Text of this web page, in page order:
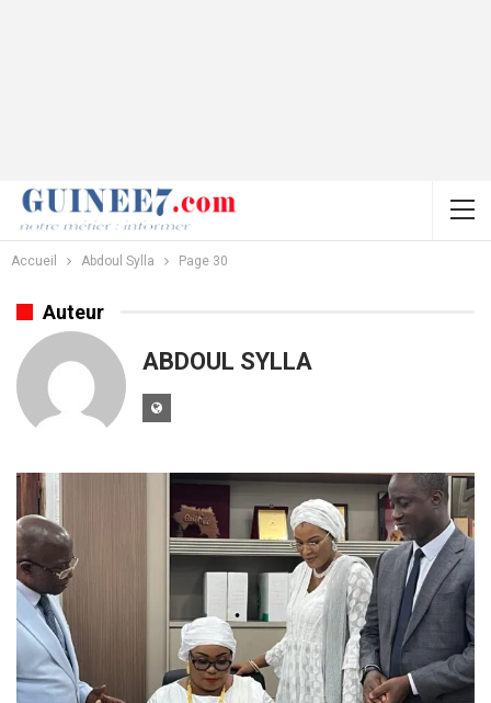
Accueil Abdoul Sylla Page 30
Auteur
ABDOUL SYLLA